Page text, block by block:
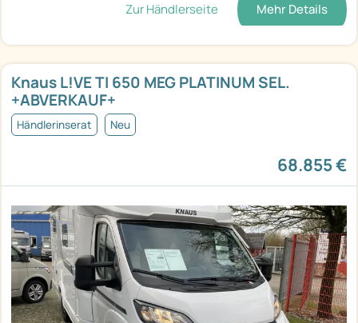
Zur Händlerseite Mehr Details
Knaus L!VE TI 650 MEG PLATINUM SEL.
+ABVERKAUF+
Händlerinserat Neu
68.855 €